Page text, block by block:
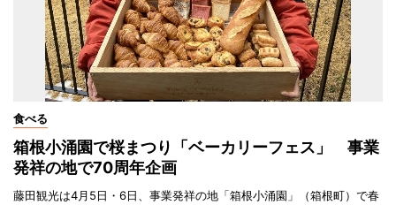
食べる
箱根小涌園で桜まつり「ベーカリーフェス」 事業
発祥の地で70周年企画
藤田観光は4月5日・6日、事業発祥の地「箱根小涌園」（箱根町）で春